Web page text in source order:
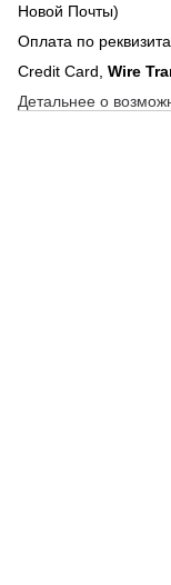
Новой Почты)
Оплата по
Credit Card, Wire
Детальнее о